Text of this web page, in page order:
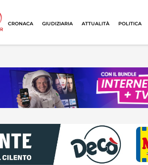
CRONACA GIUDIZIARIA ATTUALITÀ POLITICA